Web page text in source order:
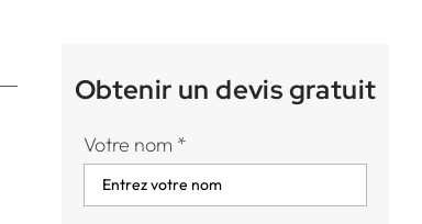
Obtenir un devis gratuit
Votre nom *